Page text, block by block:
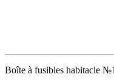
Boîte à fusibles habitacle №1